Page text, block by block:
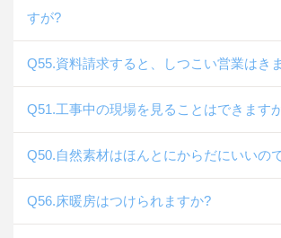
すが?
Q55.資料請求すると、しつこい営業はき
Q51.工事中の現場を見ることはできます
Q50.自然素材はほんとにからだにいいの
Q56.床暖房はつけられますか?